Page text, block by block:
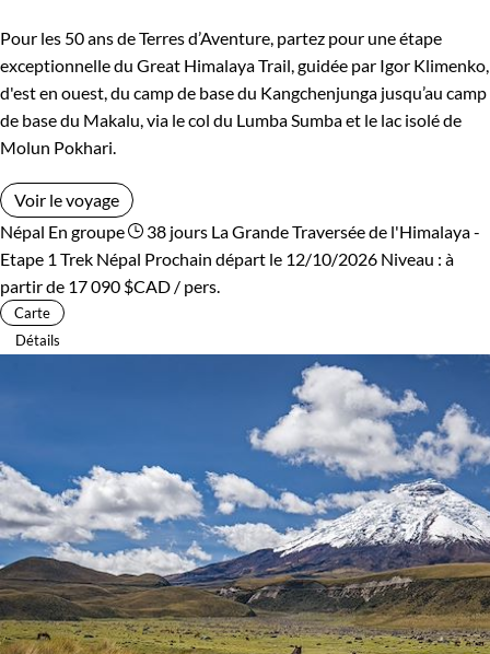
Pour les 50 ans de Terres d’Aventure, partez pour une étape
exceptionnelle du Great Himalaya Trail, guidée par Igor Klimenko,
d'est en ouest, du camp de base du Kangchenjunga jusqu’au camp
de base du Makalu, via le col du Lumba Sumba et le lac isolé de
Molun Pokhari.
Voir le voyage
Népal En groupe 38 jours La Grande Traversée de l'Himalaya -
Etape 1 Trek Népal Prochain départ le 12/10/2026 Niveau : à
partir de 17 090 $CAD / pers.
Carte
Détails